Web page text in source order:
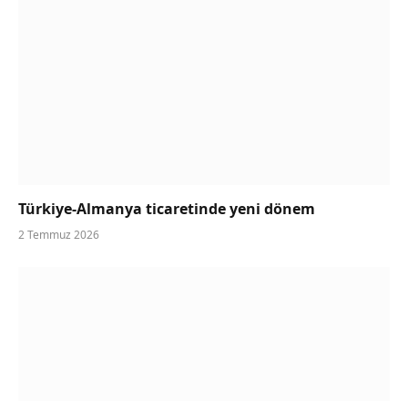
Türkiye-Almanya ticaretinde yeni dönem
2 Temmuz 2026